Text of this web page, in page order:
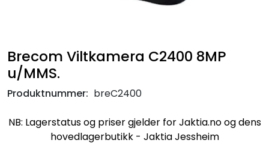
Brecom Viltkamera C2400 8MP
u/MMS.
Produktnummer: breC2400
NB: Lagerstatus og priser gjelder for Jaktia.no og dens
hovedlagerbutikk - Jaktia Jessheim